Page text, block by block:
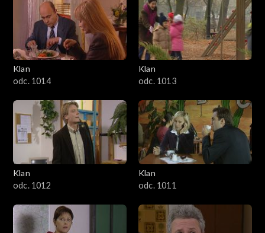
Klan
odc. 1014
Klan
odc. 1013
Klan
odc. 1012
Klan
odc. 1011